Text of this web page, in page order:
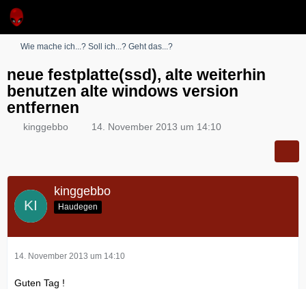
Wie mache ich...? Soll ich...? Geht das...?
neue festplatte(ssd), alte weiterhin
benutzen alte windows version
entfernen
kinggebbo 14. November 2013 um 14:10
kinggebbo
Haudegen
14. November 2013 um 14:10
Guten Tag !